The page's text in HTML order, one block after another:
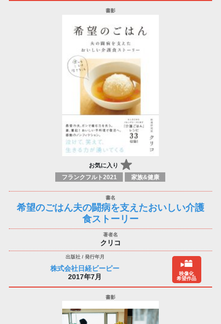
お気に入り
フランクフルト2021 家族&健康
希望のごはん夫の闘病を支えたおいしい介護
食ストーリー
クリコ
株式会社日経ビーピー
2017年7月
映像化
希望作品